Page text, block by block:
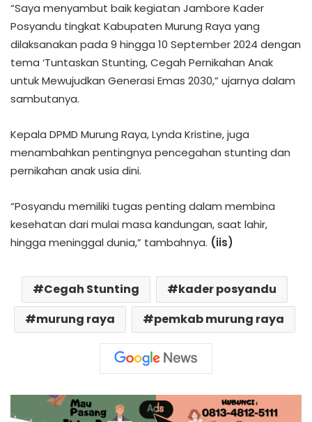
“Saya menyambut baik kegiatan Jambore Kader
Posyandu tingkat Kabupaten Murung Raya yang
dilaksanakan pada 9 hingga 10 September 2024 dengan
tema ‘Tuntaskan Stunting, Cegah Pernikahan Anak
untuk Mewujudkan Generasi Emas 2030,” ujarnya dalam
sambutanya.
Kepala DPMD Murung Raya, Lynda Kristine, juga
menambahkan pentingnya pencegahan stunting dan
pernikahan anak usia dini.
“Posyandu memiliki tugas penting dalam membina
kesehatan dari mulai masa kandungan, saat lahir,
hingga meninggal dunia,” tambahnya. (iis)
Cegah Stunting
kader posyandu
murung raya
pemkab murung raya